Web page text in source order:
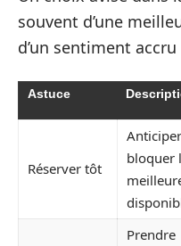
souvent d’une
d’un sentiment
Astuce
Réserver tôt
bloquer
Prendre